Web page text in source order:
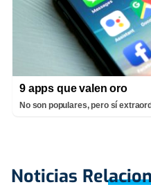
9 apps que valen oro
No son populares, pero sí
Noticias